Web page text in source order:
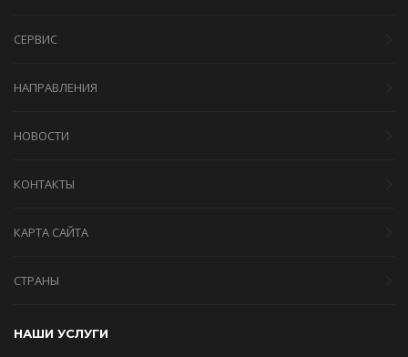
СЕРВИС
НАПРАВЛЕНИЯ
НОВОСТИ
КОНТАКТЫ
КАРТА САЙТА
СТРАНЫ
НАШИ УСЛУГИ